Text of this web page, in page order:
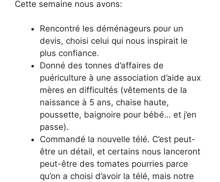
Cette semaine nous avons:
Rencontré les déménageurs pour un
devis, choisi celui qui nous inspirait le
plus confiance.
Donné des tonnes d’affaires de
puériculture à une association d’aide aux
mères en difficultés (vêtements de la
naissance à 5 ans, chaise haute,
poussette, baignoire pour bébé… et j’en
passe).
Commandé la nouvelle télé. C’est peut-
être un détail, et certains nous lanceront
peut-être des tomates pourries parce
qu’on a choisi d’avoir la télé, mais notre